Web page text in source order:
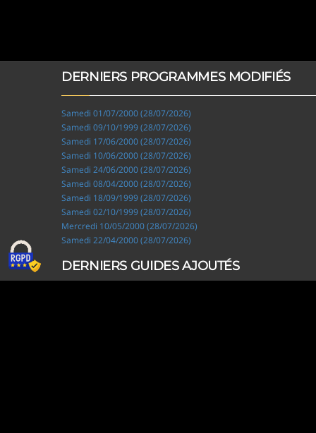
DERNIERS PROGRAMMES MODIFIÉS
Samedi 01/07/2000 (28/07/2026)
Samedi 09/10/1999 (28/07/2026)
Samedi 17/06/2000 (28/07/2026)
Samedi 10/06/2000 (28/07/2026)
Samedi 24/06/2000 (28/07/2026)
Samedi 08/04/2000 (28/07/2026)
Samedi 18/09/1999 (28/07/2026)
Samedi 02/10/1999 (28/07/2026)
Mercredi 10/05/2000 (28/07/2026)
Samedi 22/04/2000 (28/07/2026)
DERNIERS GUIDES AJOUTÉS